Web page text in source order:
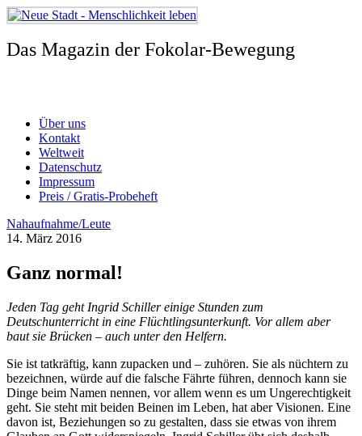
Zum
Inhalt
springen
Das Magazin der Fokolar-Bewegung
Über uns
Kontakt
Weltweit
Datenschutz
Impressum
Preis / Gratis-Probeheft
Nahaufnahme/Leute
14. März 2016
Ganz normal!
Jeden Tag geht Ingrid Schiller einige Stunden zum
Deutschunterricht in eine Flüchtlingsunterkunft. Vor allem aber
baut sie Brücken – auch unter den Helfern.
Sie ist tatkräftig, kann zupacken und – zuhören. Sie als nüchtern zu
bezeichnen, würde auf die falsche Fährte führen, dennoch kann sie
Dinge beim Namen nennen, vor allem wenn es um Ungerechtigkeit
geht. Sie steht mit beiden Beinen im Leben, hat aber Visionen. Eine
davon ist, Beziehungen so zu gestalten, dass sie etwas von ihrem